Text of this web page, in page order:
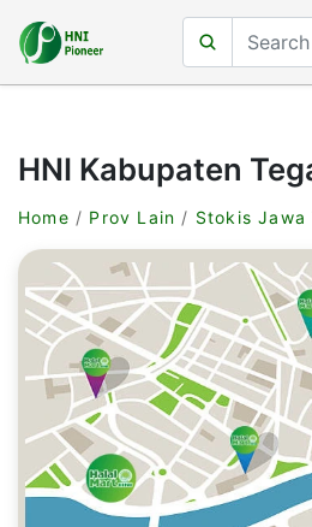
HNI Kabupaten
Home / Prov Lain / Stokis Jawa